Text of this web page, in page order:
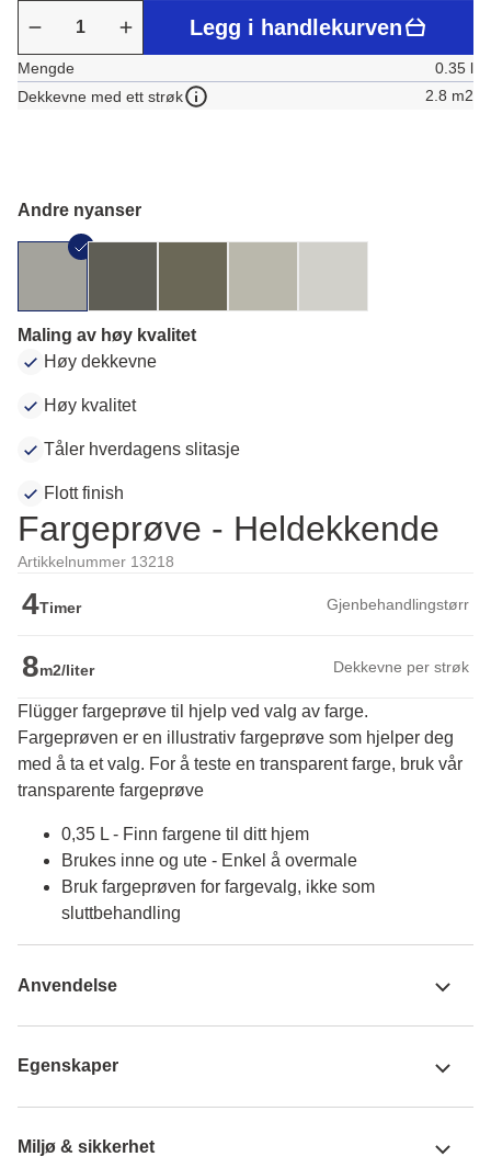
Legg i handlekurven
Mengde
0.35 l
Dekkevne med ett strøk
2.8 m2
Andre nyanser
Maling av høy kvalitet
Høy dekkevne
Høy kvalitet
Tåler hverdagens slitasje
Flott finish
Fargeprøve - Heldekkende
Artikkelnummer 13218
4Timer Gjenbehandlingstørr
8m2/liter Dekkevne per strøk
Flügger fargeprøve til hjelp ved valg av farge.
Fargeprøven er en illustrativ fargeprøve som hjelper deg
med å ta et valg. For å teste en transparent farge, bruk vår
transparente fargeprøve
0,35 L - Finn fargene til ditt hjem
Brukes inne og ute - Enkel å overmale
Bruk fargeprøven for fargevalg, ikke som
sluttbehandling
Anvendelse
Egenskaper
Miljø & sikkerhet